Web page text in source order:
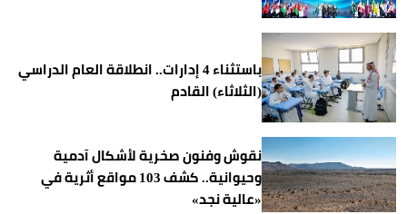
باستثناء 4 إدارات.. انطلاقة العام الدراسي
(الثلاثاء) القادم
نقوش وفنون صخرية لأشكال آدمية
وحيوانية.. كشف 103 مواقع أثرية في
«عالية نجد»